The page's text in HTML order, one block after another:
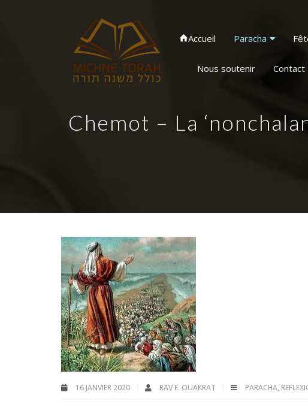
Accueil Paracha
Nous soutenir Contact
Chemot – La
16 JANVIER 2020 RAV E. OUAKRAT PARACHA,